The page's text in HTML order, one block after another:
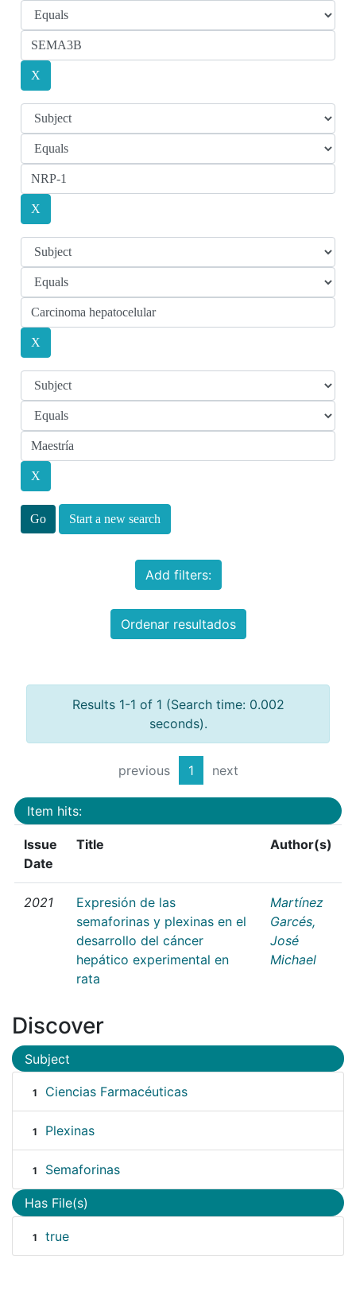
Start a new search
Add filters:
Ordenar resultados
Results 1-1 of 1 (Search time: 0.002
seconds).
previous 1 next
Item hits:
Issue
Date
Title Author(s)
2021
Expresión de las
semaforinas y plexinas en el
desarrollo del cáncer
hepático experimental en
rata
Martínez
Garcés,
José
Michael
Discover
Subject
1 Ciencias Farmacéuticas
1 Plexinas
1 Semaforinas
Has File(s)
1 true